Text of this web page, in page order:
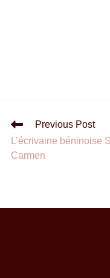
Previous Post
L’écrivaine
Carmen